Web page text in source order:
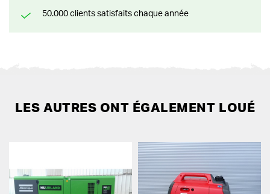
50.000 clients satisfaits chaque année
LES AUTRES ONT ÉGALEMENT LOUÉ